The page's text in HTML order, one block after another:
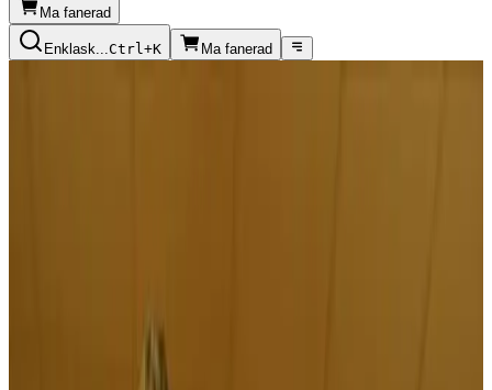
Ma fanerad
Enklask...Ctrl+K Ma fanerad